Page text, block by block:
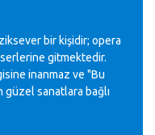
bir kişidir; opera
gitmektedir.
inanmaz ve "Bu
sanatlara bağlı